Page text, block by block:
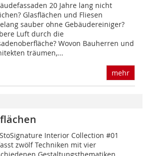
20 Jahre lang nicht
Glasflächen und Fliesen
sauber ohne Gebäudereiniger?
Luft durch die
Wovon Bauherren und
träumen,...
mehr
Interior Collection #01
zwölf Techniken mit vier